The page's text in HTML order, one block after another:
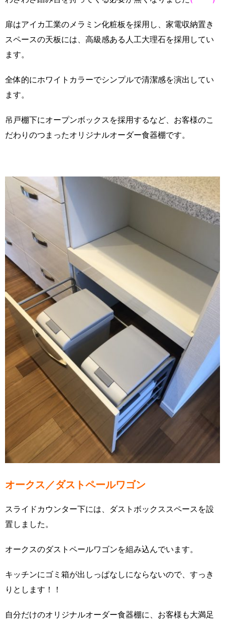
扉はアイカ工業のメラミン化粧板を採用し、家電収納置き
スペースの天板には、高級感ある人工大理石を採用してい
ます。
全体的にホワイトカラーでシンプルで清潔感を演出してい
ます。
吊戸棚下にオープンボックスを採用するなど、お客様のこ
だわりのつまったオリジナルオーダー食器棚です。
オークス／ダストペールワゴン
スライドカウンター下には、ダストボックススペースを設
置しました。
オークスのダストペールワゴンを組み込んでいます。
キッチンにゴミ箱が出しっぱなしにならないので、すっき
りとします！！
自分だけのオリジナルオーダー食器棚に、お客様も大満足